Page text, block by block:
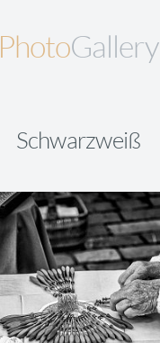
PhotoGallery
Schwarzweiß